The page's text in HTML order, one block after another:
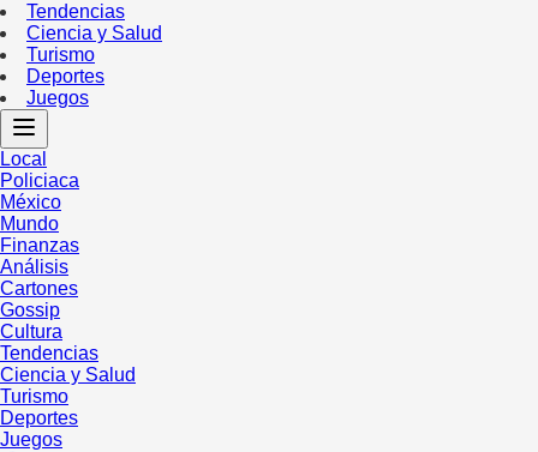
Tendencias
Ciencia y Salud
Turismo
Deportes
Juegos
Local
Policiaca
México
Mundo
Finanzas
Análisis
Cartones
Gossip
Cultura
Tendencias
Ciencia y Salud
Turismo
Deportes
Juegos